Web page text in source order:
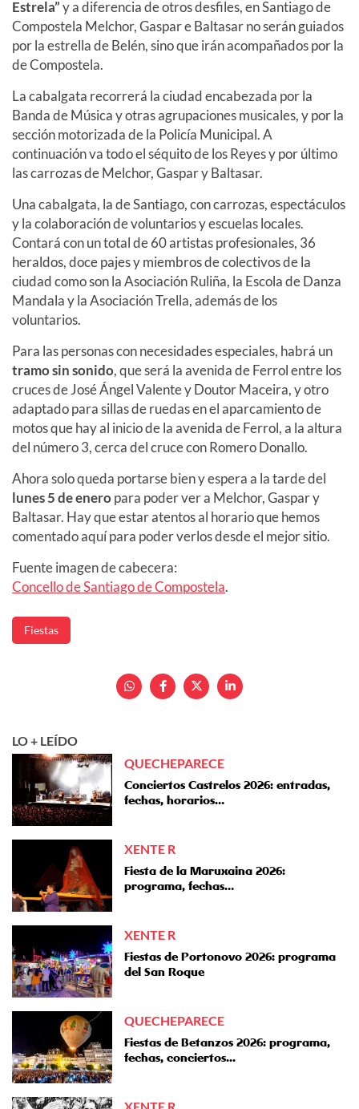
Estrela”y a diferencia de otros desfiles, en Santiago de
Compostela Melchor, Gaspar e Baltasar no serán guiados
por la estrella de Belén, sino que irán acompañados por la
de Compostela.
La cabalgata recorrerá la ciudad encabezada por la
Banda de Música y otras agrupaciones musicales, y por la
sección motorizada de la Policía Municipal. A
continuación va todo el séquito de los Reyes y por último
las carrozas de Melchor, Gaspar y Baltasar.
Una cabalgata, la de Santiago, con carrozas, espectáculos
y la colaboración de voluntarios y escuelas locales.
Contará con un total de 60 artistas profesionales, 36
heraldos, doce pajes y miembros de colectivos de la
ciudad como son la Asociación Ruliña, la Escola de Danza
Mandala y la Asociación Trella, además de los
voluntarios.
Para las personas con necesidades especiales, habrá un
tramo sin sonido, que será la avenida de Ferrol entre los
cruces de José Ángel Valente y Doutor Maceira, y otro
adaptado para sillas de ruedas en el aparcamiento de
motos que hay al inicio de la avenida de Ferrol, a la altura
del número 3, cerca del cruce con Romero Donallo.
Ahora solo queda portarse bien y espera a la tarde del
lunes 5 de enero para poder ver a Melchor, Gaspar y
Baltasar. Hay que estar atentos al horario que hemos
comentado aquí para poder verlos desde el mejor sitio.
Fuente imagen de cabecera:
Concello de Santiago de Compostela.
Fiestas
LO + LEÍDO
QUECHEPARECE
Conciertos Castrelos 2026: entradas,
fechas, horarios…
XENTE R
Fiesta de la Maruxaina 2026:
programa, fechas…
XENTE R
Fiestas de Portonovo 2026: programa
del San Roque
QUECHEPARECE
Fiestas de Betanzos 2026: programa,
fechas, conciertos...